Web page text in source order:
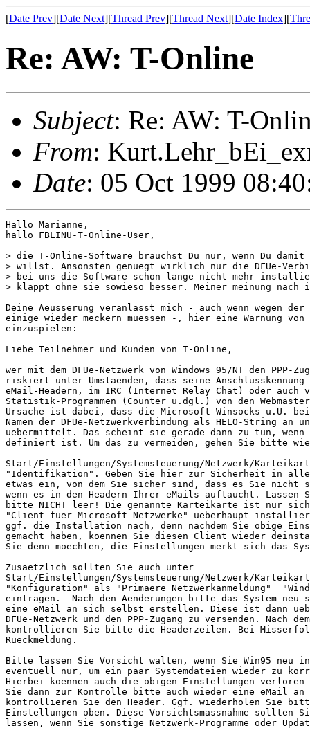
[Date Prev][Date Next][Thread Prev][Thread Next][Date Index][
Re: AW: T-Online
Subject: Re: AW: T-
From:
Date: 05 Oct 1999
Hallo Marianne,
hallo FBLINU-T-Online-User,
> die T-Online-Software brauchst Du nur, wenn Du damit
> willst. Ansonsten genuegt wirklich nur die DFUe-
> bei uns die Software schon lange nicht mehr
> klappt ohne sie sowieso besser. Meiner meinung
Deine Aeusserung veranlasst mich - auch wenn wegen
einige wieder meckern muessen -, hier eine Warnung
einzuspielen:
Liebe Teilnehmer und Kunden von T-Online,
wer mit dem DFUe-Netzwerk von Windows 95/NT den PPP-
riskiert unter Umstaenden, dass seine
eMail-Headern, im IRC (Internet Relay Chat) oder auch
Statistik-Programmen (Counter u.dgl.) von den
Ursache ist dabei, dass die Microsoft-Winsocks u.U.
Namen der DFUe-Netzwerkverbindung als HELO-String an
uebermittelt. Das scheint sie gerade dann zu tun, wenn
definiert ist. Um das zu vermeiden, gehen Sie bitte
Start/Einstellungen/Systemsteuerung/Netzwerk/
"Identifikation". Geben Sie hier zur Sicherheit in
etwas ein, von dem Sie sicher sind, dass es Sie nicht
wenn es in den Headern Ihrer eMails auftaucht. Lassen
bitte NICHT leer! Die genannte Karteikarte ist nur
"Client fuer Microsoft-Netzwerke" ueberhaupt
ggf. die Installation nach, denn nachdem Sie obige
gemacht haben, koennen Sie diesen Client wieder
Sie denn moechten, die Einstellungen merkt sich das
Zusaetzlich sollten Sie auch unter
Start/Einstellungen/Systemsteuerung/Netzwerk/
"Konfiguration" als "Primaere Netzwerkanmeldung"
eintragen.  Nach den Aenderungen bitte das System neu
eine eMail an sich selbst erstellen. Diese ist dann
DFUe-Netzwerk und den PPP-Zugang zu versenden. Nach
kontrollieren Sie bitte die Headerzeilen. Bei
Rueckmeldung.
Bitte lassen Sie Vorsicht walten, wenn Sie Win95 neu
eventuell nur, um ein paar Systemdateien wieder zu
Hierbei koennen auch die obigen Einstellungen verloren
Sie dann zur Kontrolle bitte auch wieder eine eMail
kontrollieren Sie den Header. Ggf. wiederholen Sie
Einstellungen oben. Diese Vorsichtsmassnahme sollten
lassen, wenn Sie sonstige Netzwerk-Programme oder